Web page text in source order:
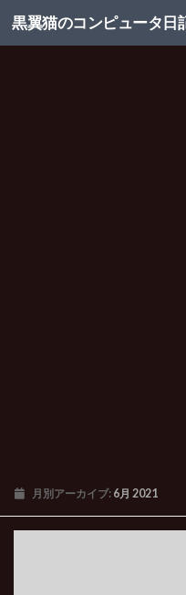
コンテンツへスキップ
黒翼猫のコンピュータ日
月別アーカイブ: 6月 2021